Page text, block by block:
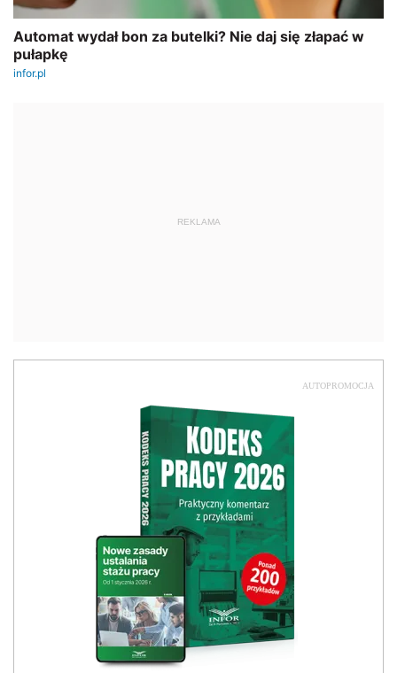
REKLAMA
AUTOPROMOCJA